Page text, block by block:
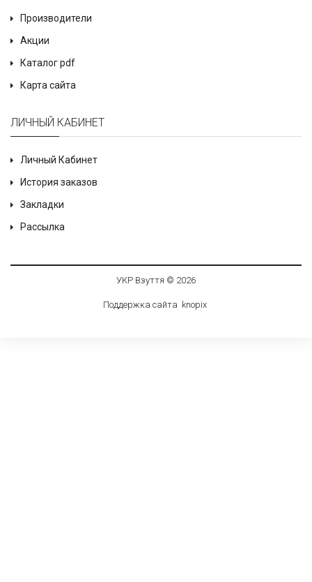
Производители
Акции
Каталог pdf
Карта сайта
ЛИЧНЫЙ КАБИНЕТ
Личный Кабинет
История заказов
Закладки
Рассылка
УКР Взуття © 2026
Поддержка сайта knopix